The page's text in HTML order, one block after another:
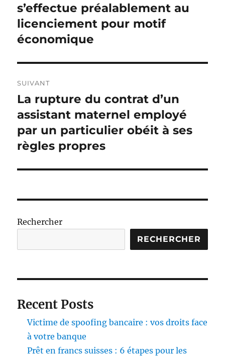
l’article
précédente :
s’effectue préalablement au
licenciement pour motif
économique
SUIVANT
Publication
suivante :
La rupture du contrat d’un
assistant maternel employé
par un particulier obéit à ses
règles propres
Rechercher
RECHERCHER
Recent Posts
Victime de spoofing bancaire : vos droits face
à votre banque
Prêt en francs suisses : 6 étapes pour les